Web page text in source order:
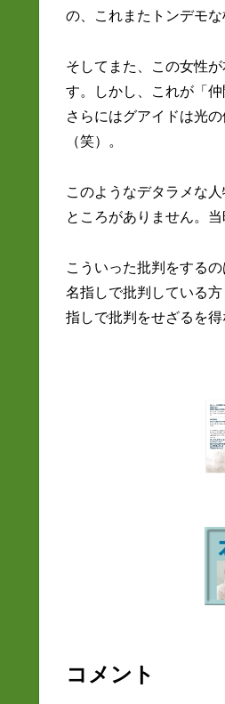
の、これまたトンデモ
そしてまた、この女性
す。しかし、これが「
さらにはグアイドは光
（笑）。
このようなデタラメな
ところがありません。
こういった批判をする
名指しで批判している
指しで批判をせざるを得
コメント